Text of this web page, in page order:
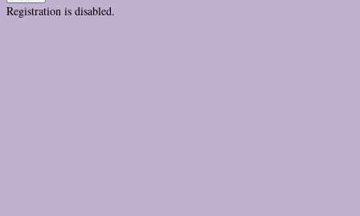
Registration is disabled.